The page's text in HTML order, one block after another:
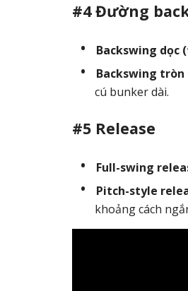
#4 Đường
Backswing dọc
Backswing
cú bunker dài.
#5 Release
Full-swing
Pitch-style
khoảng cách